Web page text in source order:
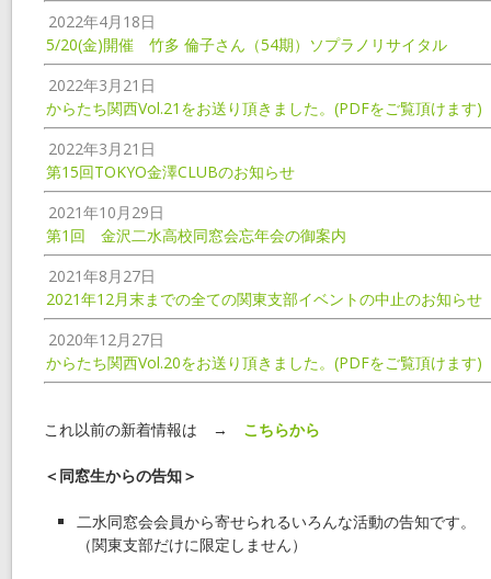
2022年4月18日
5/20(金)開催 竹多 倫子さん（54期）ソプラノリサイタル
2022年3月21日
からたち関西Vol.21をお送り頂きました。(PDFをご覧頂けます)
2022年3月21日
第15回TOKYO金澤CLUBのお知らせ
2021年10月29日
第1回 金沢二水高校同窓会忘年会の御案内
2021年8月27日
2021年12月末までの全ての関東支部イベントの中止のお知らせ
2020年12月27日
からたち関西Vol.20をお送り頂きました。(PDFをご覧頂けます)
これ以前の新着情報は → こちらから
＜同窓生からの告知＞
二水同窓会会員から寄せられるいろんな活動の告知です。
（関東支部だけに限定しません）